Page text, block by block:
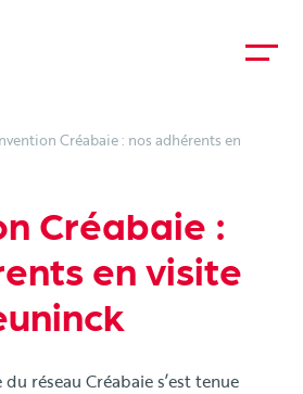
Créabaie : nos adhérents en
Créabaie :
en visite
réseau Créabaie s’est tenue